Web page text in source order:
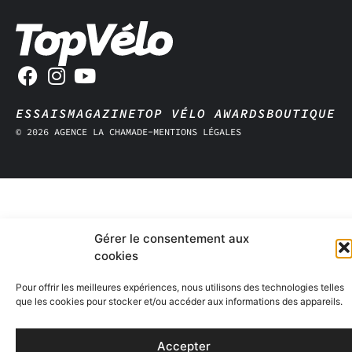
Gérer le consentement aux
cookies
Pour offrir les meilleures expériences, nous utilisons des technologies telles
que les cookies pour stocker et/ou accéder aux informations des appareils.
Accepter
ESSAISMAGAZINETOP VÉLO AWARDSBOUTIQUE
© 2026 AGENCE LA CHAMADE-MENTIONS LÉGALES